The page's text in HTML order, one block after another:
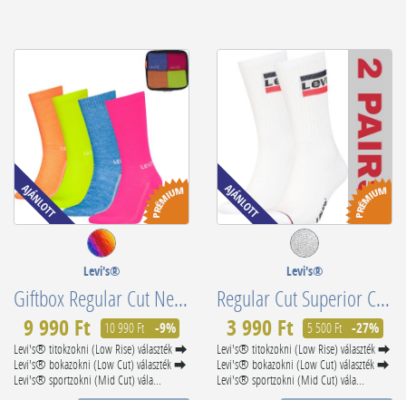
Levi's®
Giftbox Regular Cut Neon 4x 701229574001804
9 990 Ft 10 990 Ft -9%
Levi's® titokzokni (Low Rise) választék ⮕
Levi's® bokazokni (Low Cut) választék ⮕
Levi's® sportzokni (Mid Cut) vála...
Levi's®
Regular Cut Superior Confort 902012001001
3 990 Ft 5 500 Ft -27%
Levi's® titokzokni (Low Rise) választék ⮕
Levi's® bokazokni (Low Cut) választék ⮕
Levi's® sportzokni (Mid Cut) vála...